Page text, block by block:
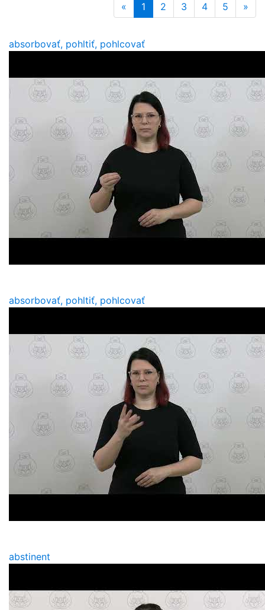
«
1 2 3 4 5 »
absorbovať, pohltiť, pohlcovať
absorbovať, pohltiť, pohlcovať
abstinent